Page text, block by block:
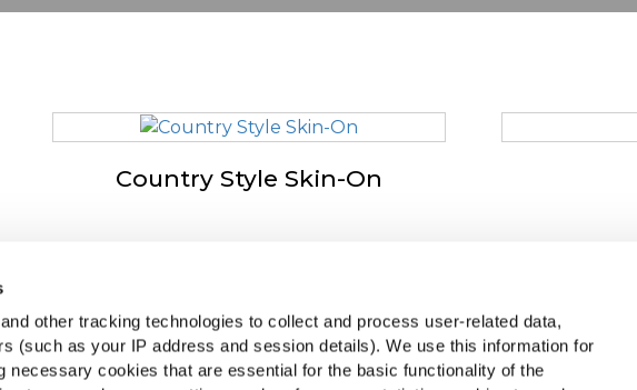
other tracking technologies to collect and process user-related data,
(such as your IP address and session details). We use this information for
necessary cookies that are essential for the basic functionality of the
Country Style Skin-On
McCain
by Our Roots
mjesta
Pogledajte sve zemlje
Pronađi nas na